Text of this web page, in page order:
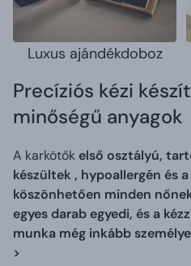
Luxus ajándékdoboz
Precíziós kézi
minőségű anyagok
A karkötők első osztályú,
készültek , hypoallergén és
köszönhetően minden
egyes darab egyedi, és a
munka még inkább
>